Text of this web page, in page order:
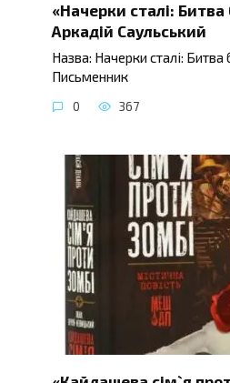
«Начерки сталі:
Аркадій Саульський
Назва: Начерки сталі: Битва
Письменник
0 367